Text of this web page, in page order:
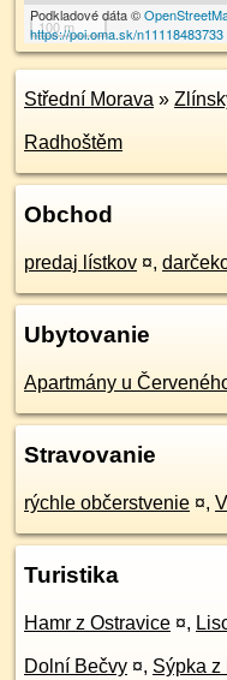
100 m
Podkladové dáta ©
https://poi.oma.sk/n11118483733
Střední Morava »
Radhoštěm
Obchod
predaj lístkov ¤,
Ubytovanie
Apartmány u
Stravovanie
rýchle občerstvenie ¤,
Turistika
Hamr z Ostravice ¤,
Dolní Bečvy ¤, Sýpka z